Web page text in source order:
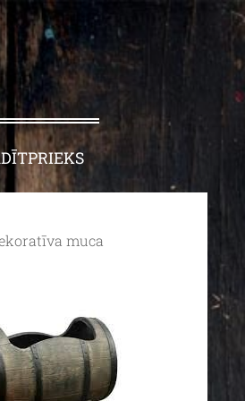
muca